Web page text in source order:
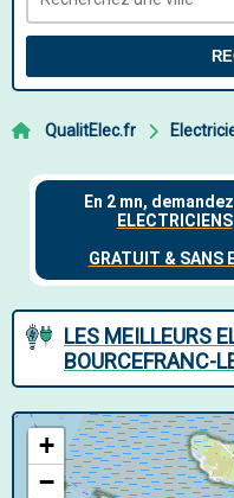
QualitElec.fr
LES MEILLEURS
BOURCEFRANC-
+
−